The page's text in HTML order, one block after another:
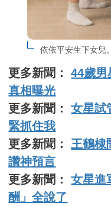
依依平安生下女兒
更多新聞：44歲
真相曝光
更多新聞：女星
緊抓住我
更多新聞： 王鶴
讚神預言
更多新聞：女星
酬」全說了